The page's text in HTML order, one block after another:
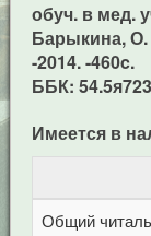
обуч. в мед.
Барыкина,
-2014. -460c.
ББК: 54.5я723
Имеется в
Общий